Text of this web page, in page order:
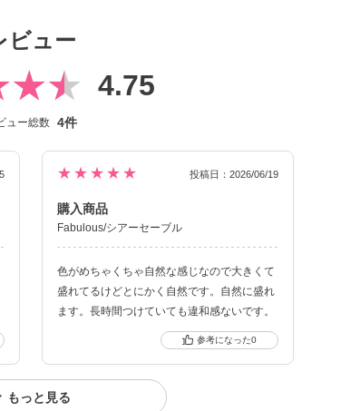
ビュー
4.75
ュー総数 4件
★★★★★ 投稿日：2026/06/19
購入商品
Fabulous/シアーセーブル
色がめちゃくちゃ自然な感じなので大きくて
盛れてるけどとにかく自然です。自然に盛れ
ます。長時間つけていても違和感ないです。
0
もっと見る